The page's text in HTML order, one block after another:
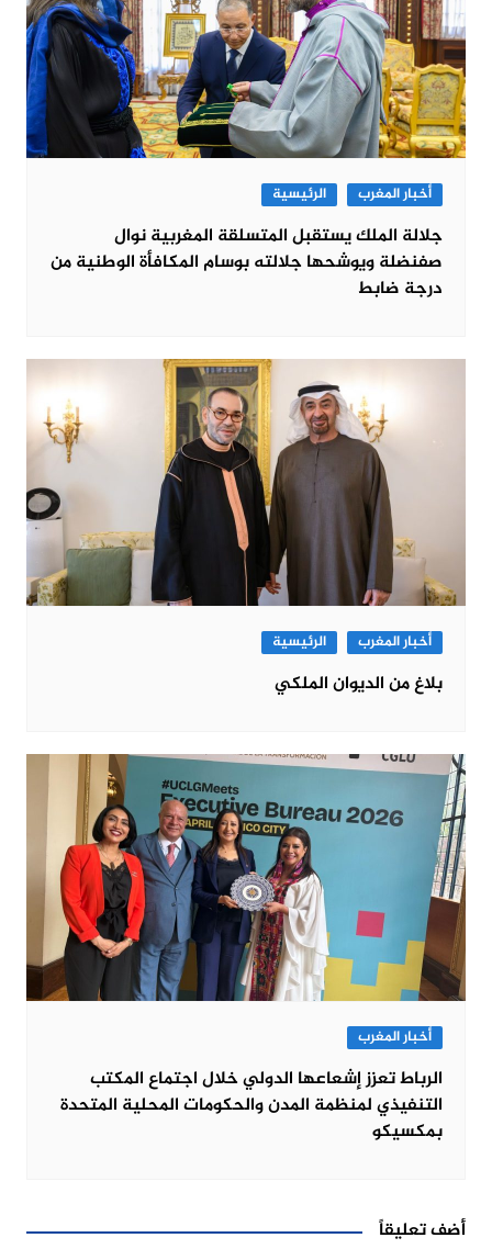
أخبار المغرب الرئيسية
جلالة الملك يستقبل المتسلقة المغربية نوال
صفنضلة ويوشحها جلالته بوسام المكافأة الوطنية من
درجة ضابط
أخبار المغرب الرئيسية
بلاغ من الديوان الملكي
أخبار المغرب
الرباط تعزز إشعاعها الدولي خلال اجتماع المكتب
التنفيذي لمنظمة المدن والحكومات المحلية المتحدة
بمكسيكو
أضف تعليقاً